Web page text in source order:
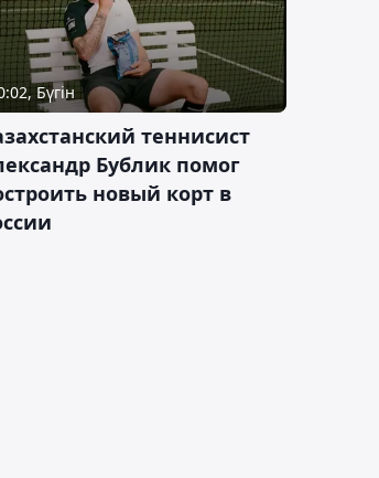
Бүгін
теннисист
Бублик помог
новый корт в